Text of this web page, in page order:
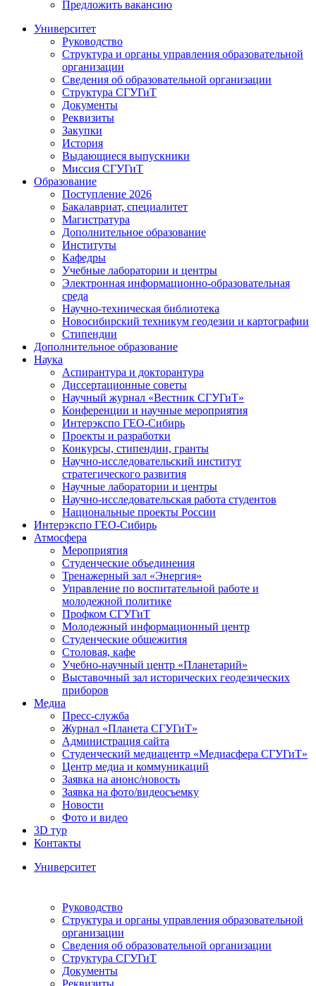
Предложить вакансию
Университет
Руководство
Структура и органы управления образовательной
организации
Сведения об образовательной организации
Структура СГУГиТ
Документы
Реквизиты
Закупки
История
Выдающиеся выпускники
Миссия СГУГиТ
Образование
Поступление 2026
Бакалавриат, специалитет
Магистратура
Дополнительное образование
Институты
Кафедры
Учебные лаборатории и центры
Электронная информационно-образовательная
среда
Научно-техническая библиотека
Новосибирский техникум геодезии и картографии
Стипендии
Дополнительное образование
Наука
Аспирантура и докторантура
Диссертационные советы
Научный журнал «Вестник СГУГиТ»
Конференции и научные мероприятия
Интерэкспо ГЕО-Сибирь
Проекты и разработки
Конкурсы, стипендии, гранты
Научно-исследовательский институт
стратегического развития
Научные лаборатории и центры
Научно-исследовательская работа студентов
Национальные проекты России
Интерэкспо ГЕО-Сибирь
Атмосфера
Мероприятия
Студенческие объединения
Тренажерный зал «Энергия»
Управление по воспитательной работе и
молодежной политике
Профком СГУГиТ
Молодежный информационный центр
Студенческие общежития
Столовая, кафе
Учебно-научный центр «Планетарий»
Выставочный зал исторических геодезических
приборов
Медиа
Пресс-служба
Журнал «Планета СГУГиТ»
Администрация сайта
Студенческий медиацентр «Медиасфера СГУГиТ»
Центр медиа и коммуникаций
Заявка на анонс/новость
Заявка на фото/видеосъемку
Новости
Фото и видео
3D тур
Контакты
Университет
Руководство
Структура и органы управления образовательной
организации
Сведения об образовательной организации
Структура СГУГиТ
Документы
Реквизиты